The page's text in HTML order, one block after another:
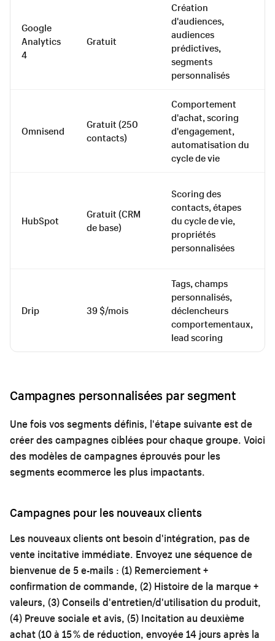
Google
Analytics
4
Gratuit
Création
d'audiences,
audiences
prédictives,
segments
personnalisés
Omnisend
Gratuit (250
contacts)
Comportement
d'achat, scoring
d'engagement,
automatisation du
cycle de vie
HubSpot
Gratuit (CRM
de base)
Scoring des
contacts, étapes
du cycle de vie,
propriétés
personnalisées
Drip 39 $/mois
Tags, champs
personnalisés,
déclencheurs
comportementaux,
lead scoring
Campagnes personnalisées par segment
Une fois vos segments définis, l'étape suivante est de
créer des campagnes ciblées pour chaque groupe. Voici
des modèles de campagnes éprouvés pour les
segments ecommerce les plus impactants.
Campagnes pour les nouveaux clients
Les nouveaux clients ont besoin d'intégration, pas de
vente incitative immédiate. Envoyez une séquence de
bienvenue de 5 e-mails : (1) Remerciement +
confirmation de commande, (2) Histoire de la marque +
valeurs, (3) Conseils d'entretien/d'utilisation du produit,
(4) Preuve sociale et avis, (5) Incitation au deuxième
achat (10 à 15 % de réduction, envoyée 14 jours après la